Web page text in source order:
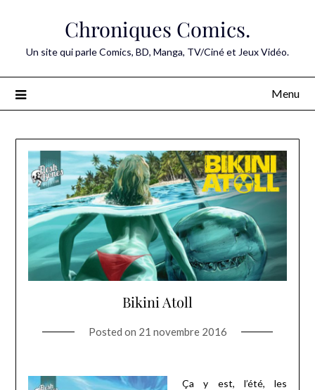
Chroniques Comics.
Un site qui parle Comics, BD, Manga, TV/Ciné et Jeux Vidéo.
Menu
Bikini Atoll
Posted on 21 novembre 2016
Ça y est, l’été, les